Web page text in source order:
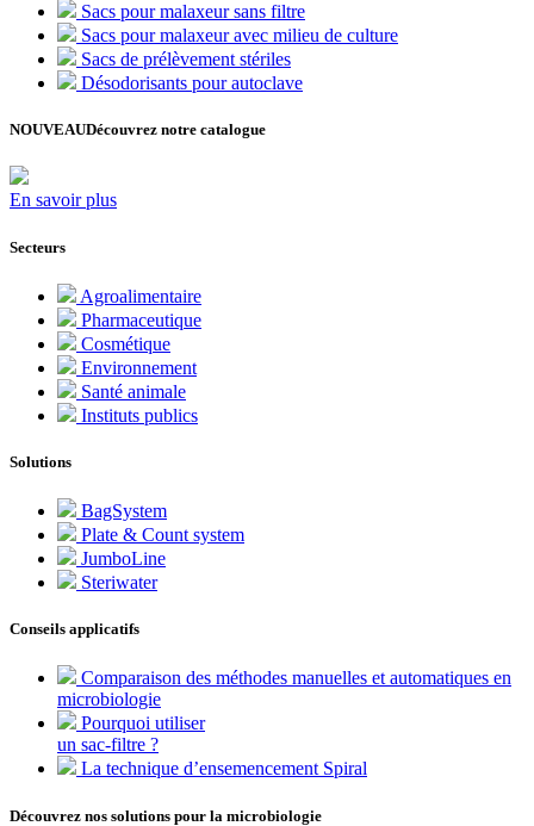
Sacs pour malaxeur sans filtre
Sacs pour malaxeur avec milieu de culture
Sacs de prélèvement stériles
Désodorisants pour autoclave
NOUVEAUDécouvrez notre catalogue
En savoir plus
Secteurs
Agroalimentaire
Pharmaceutique
Cosmétique
Environnement
Santé animale
Instituts publics
Solutions
BagSystem
Plate & Count system
JumboLine
Steriwater
Conseils applicatifs
Comparaison des méthodes manuelles et automatiques en
microbiologie
Pourquoi utiliser
un sac-filtre ?
La technique d’ensemencement Spiral
Découvrez nos solutions pour la microbiologie